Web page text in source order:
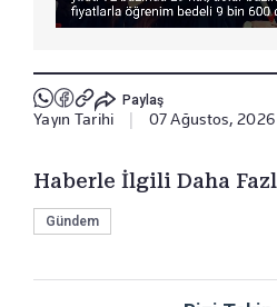
Paylaş
Yayın Tarihi 07 Ağustos,
Haberle İlgili Daha
Gündem